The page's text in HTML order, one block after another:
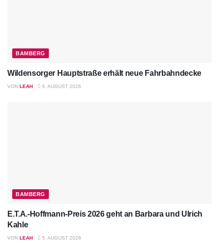
BAMBERG
Wildensorger Hauptstraße erhält neue Fahrbahndecke
VON LEAH 6. AUGUST 2026
BAMBERG
E.T.A.-Hoffmann-Preis 2026 geht an Barbara und Ulrich
Kahle
VON LEAH 5. AUGUST 2026